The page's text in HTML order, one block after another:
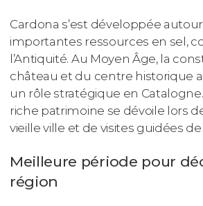
Cardona s’est développée
importantes ressources en sel,
l’Antiquité. Au Moyen Âge, la
château et du centre historique
un rôle stratégique en
riche patrimoine se dévoile lors
vieille ville et de visites guidées
Meilleure période pour
région